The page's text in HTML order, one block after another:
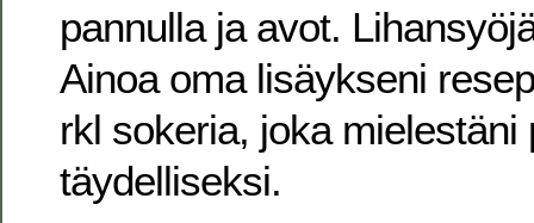
pannulla ja avot.
Ainoa oma lisäykseni
rkl sokeria, joka mielestäni
täydelliseksi.